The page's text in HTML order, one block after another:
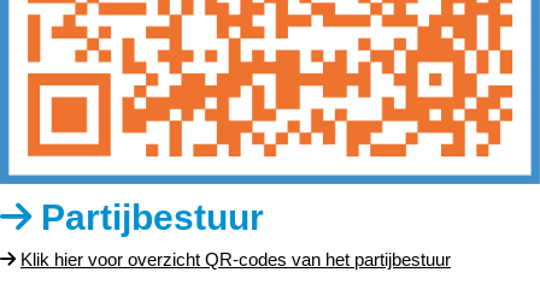
Partijbestuur
Klik hier voor overzicht QR-codes van het partijbestuur